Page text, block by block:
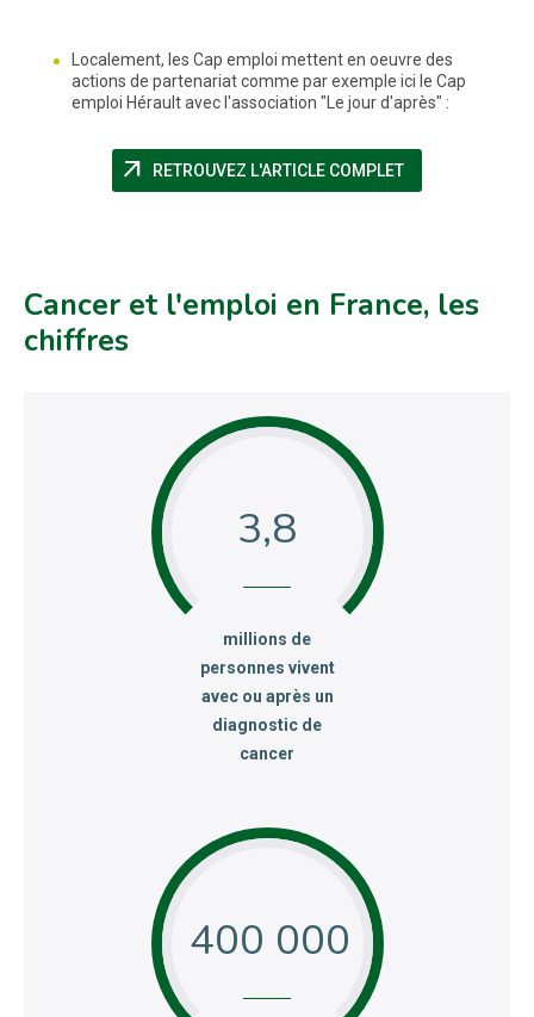
Localement, les Cap emploi mettent en oeuvre des
actions de partenariat comme par exemple ici le Cap
emploi Hérault avec l'association "Le jour d'après" :
arrow_outward RETROUVEZ L'ARTICLE COMPLET(NOUVELLE
Cancer et l'emploi en France, les
chiffres
3,8
:millions de
personnes vivent
avec ou après un
diagnostic de
cancer
400 000